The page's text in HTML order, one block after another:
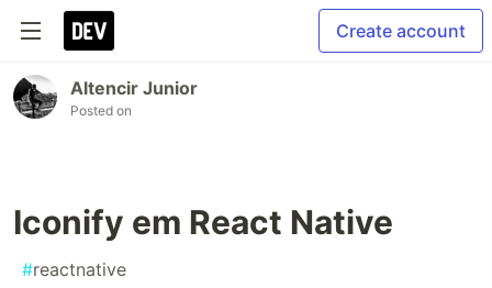
Create account
Altencir Junior
Posted on
Iconify em React Native
#reactnative